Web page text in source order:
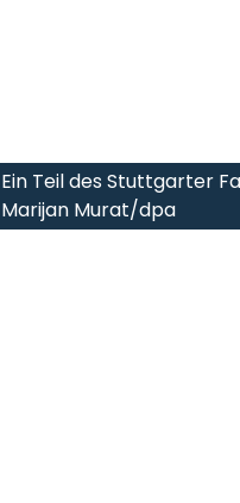
Ein Teil des Stuttgarter
Marijan Murat/dpa